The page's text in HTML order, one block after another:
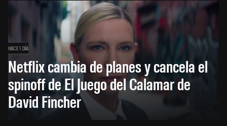
HACE 1 DÍA
Netflix cambia de planes y cancela el
spinoff de El Juego del Calamar de
David Fincher